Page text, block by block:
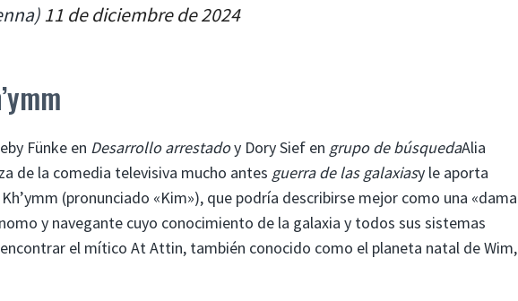
11 de diciembre de 2024
Fünke en Desarrollo arrestadoy Dory Sief en grupo de búsquedaAlia
de la comedia televisiva mucho antes guerra de las galaxiasy le aporta
(pronunciado «Kim»), que podría describirse mejor como una «dama
y navegante cuyo conocimiento de la galaxia y todos sus sistemas
el mítico At Attin, también conocido como el planeta natal de Wim,